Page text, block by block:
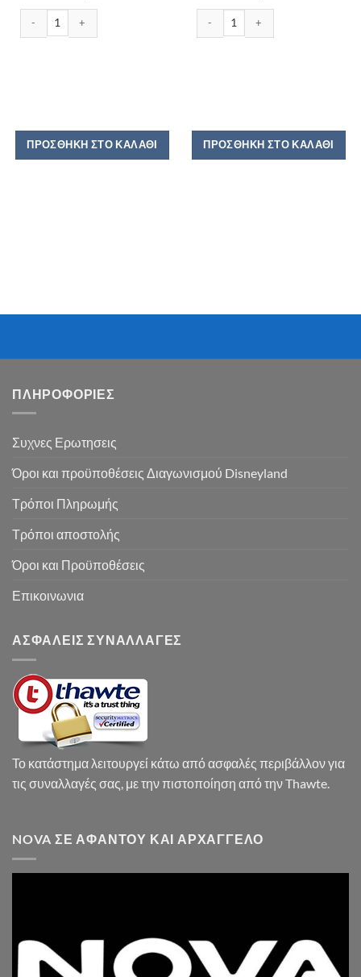
ΠΡΟΣΘΉΚΗ ΣΤΟ ΚΑΛΆΘΙ ΠΡΟΣΘΉΚΗ ΣΤΟ ΚΑΛΆΘΙ
ΠΛΗΡΟΦΟΡΙΕΣ
Συχνες Ερωτησεις
Όροι και προϋποθέσεις Διαγωνισμού Disneyland
Τρόποι Πληρωμής
Τρόποι αποστολής
Όροι και Προϋποθέσεις
Επικοινωνια
ΑΣΦΑΛΕΙΣ ΣΥΝΑΛΛΑΓΕΣ
Το κατάστημα λειτουργεί κάτω από ασφαλές περιβάλλον για
τις συναλλαγές σας, με την πιστοποίηση από την Thawte.
NOVA ΣΕ ΑΦΆΝΤΟΥ ΚΑΙ ΑΡΧΆΓΓΕΛΟ